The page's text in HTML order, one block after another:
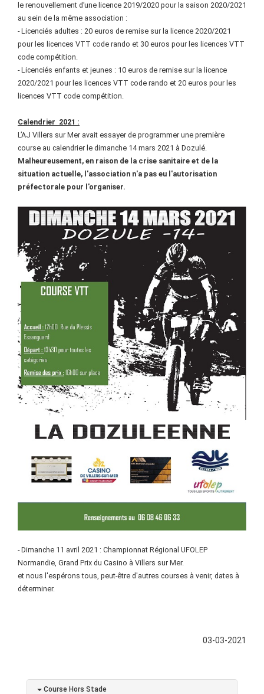
le renouvellement d’une licence 2019/2020 pour la saison 2020/2021
au sein de la même association :
- Licenciés adultes : 20 euros de remise sur la licence 2020/2021
pour les licences VTT code rando et 30 euros pour les licences VTT
code compétition.
- Licenciés enfants et jeunes : 10 euros de remise sur la licence
2020/2021 pour les licences VTT code rando et 20 euros pour les
licences VTT code compétition.
Calendrier 2021 :
L’AJ Villers sur Mer avait essayer de programmer une première
course au calendrier le dimanche 14 mars 2021 à Dozulé.
Malheureusement, en raison de la crise sanitaire et de la
situation actuelle, l'association n'a pas eu l'autorisation
préfectorale pour l'organiser.
- Dimanche 11 avril 2021 : Championnat Régional UFOLEP
Normandie, Grand Prix du Casino à Villers sur Mer.
et nous l'espérons tous, peut-être d'autres courses à venir, dates à
déterminer.
03-03-2021
Course Hors Stade